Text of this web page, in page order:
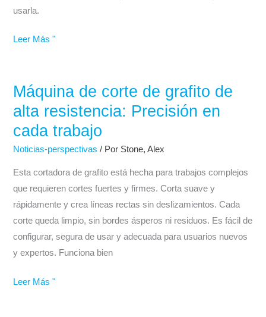
usarla.
Leer Más "
Máquina de corte de grafito de
alta resistencia: Precisión en
cada trabajo
Noticias-perspectivas / Por Stone, Alex
Esta cortadora de grafito está hecha para trabajos complejos
que requieren cortes fuertes y firmes. Corta suave y
rápidamente y crea líneas rectas sin deslizamientos. Cada
corte queda limpio, sin bordes ásperos ni residuos. Es fácil de
configurar, segura de usar y adecuada para usuarios nuevos
y expertos. Funciona bien
Máquina
de
grafito
de
alta
resistencia:
Precisión
en
cada
Leer Más "